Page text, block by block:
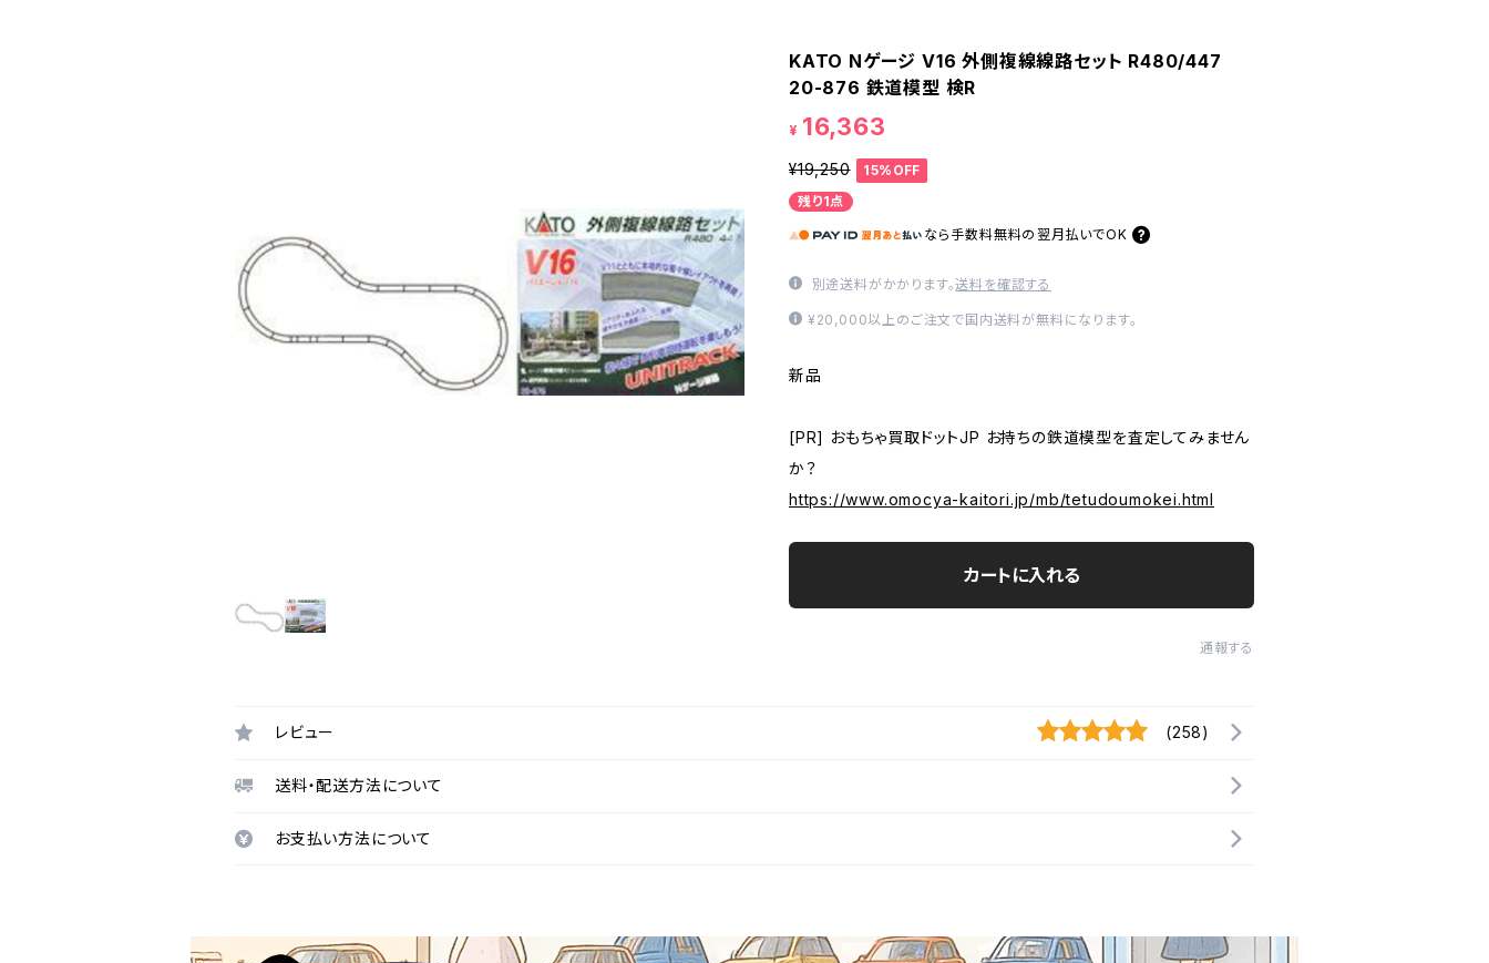
KATO Nゲージ V16 外側複線線路セット R480/447
20-876 鉄道模型 検R
¥ 16,363
¥19,250
15%OFF
残り1点
なら 手数料無料の 翌月払いでOK
別途送料がかかります。送料を確認する
¥20,000以上のご注文で国内送料が無料になります。
新品
[PR] おもちゃ買取ドットJP お持ちの鉄道模型を査定してみません
か？
https://www.omocya-kaitori.jp/mb/tetudoumokei.html
カートに入れる
通報する
レビュー (258)
送料・配送方法について
お支払い方法について